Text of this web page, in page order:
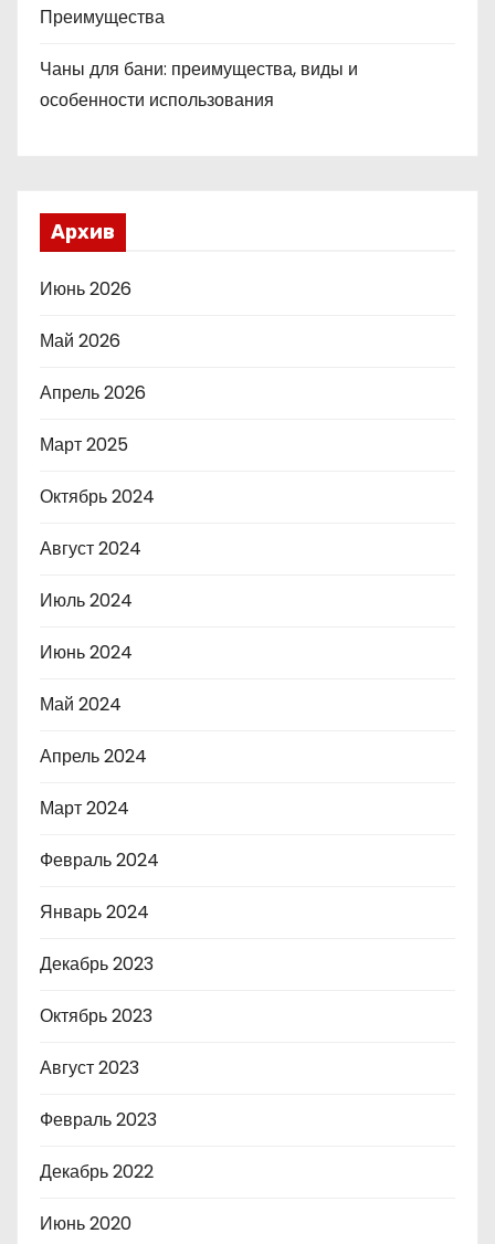
Преимущества
Чаны для бани: преимущества, виды и
особенности использования
Архив
Июнь 2026
Май 2026
Апрель 2026
Март 2025
Октябрь 2024
Август 2024
Июль 2024
Июнь 2024
Май 2024
Апрель 2024
Март 2024
Февраль 2024
Январь 2024
Декабрь 2023
Октябрь 2023
Август 2023
Февраль 2023
Декабрь 2022
Июнь 2020